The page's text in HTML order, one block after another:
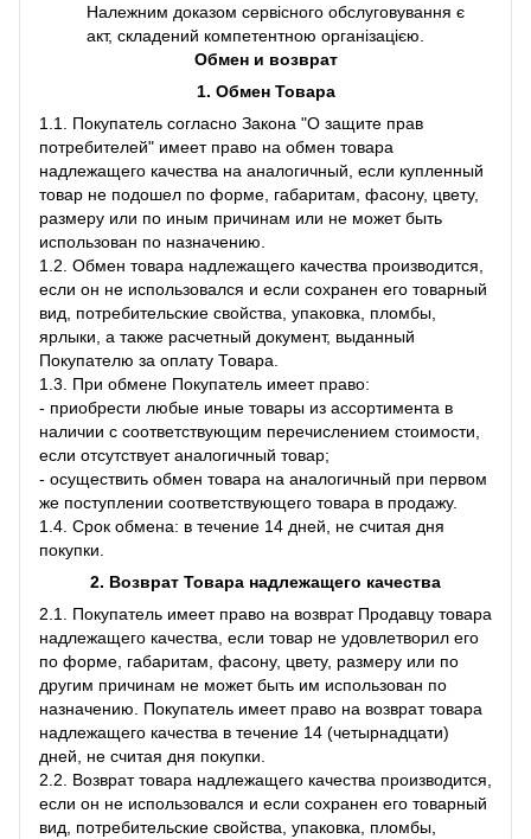
Належним доказом сервісного обслуговування є
акт, складений компетентною організацією.
Обмен и возврат
1. Обмен Товара
1.1. Покупатель согласно Закона "О защите прав
потребителей" имеет право на обмен товара
надлежащего качества на аналогичный, если купленный
товар не подошел по форме, габаритам, фасону, цвету,
размеру или по иным причинам или не может быть
использован по назначению.
1.2. Обмен товара надлежащего качества производится,
если он не использовался и если сохранен его товарный
вид, потребительские свойства, упаковка, пломбы,
ярлыки, а также расчетный документ, выданный
Покупателю за оплату Товара.
1.3. При обмене Покупатель имеет право:
- приобрести любые иные товары из ассортимента в
наличии с соответствующим перечислением стоимости,
если отсутствует аналогичный товар;
- осуществить обмен товара на аналогичный при первом
же поступлении соответствующего товара в продажу.
1.4. Срок обмена: в течение 14 дней, не считая дня
покупки.
2. Возврат Товара надлежащего качества
2.1. Покупатель имеет право на возврат Продавцу товара
надлежащего качества, если товар не удовлетворил его
по форме, габаритам, фасону, цвету, размеру или по
другим причинам не может быть им использован по
назначению. Покупатель имеет право на возврат товара
надлежащего качества в течение 14 (четырнадцати)
дней, не считая дня покупки.
2.2. Возврат товара надлежащего качества производится,
если он не использовался и если сохранен его товарный
вид, потребительские свойства, упаковка, пломбы,